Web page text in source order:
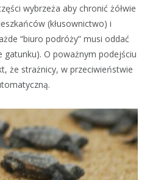
wybrzeża aby chronić żółwie
(kłusownictwo) i
“biuro podróży” musi oddać
gatunku). O poważnym podejściu
że strażnicy, w przeciwieństwie